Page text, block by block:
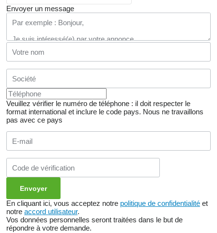
Envoyer un message
Veuillez vérifier le numéro de téléphone : il doit respecter le
format international et inclure le code pays. Nous ne travaillons
pas avec ce pays
En cliquant ici, vous acceptez notre politique de confidentialité et
notre accord utilisateur.
Vos données personnelles seront traitées dans le but de
répondre à votre demande.